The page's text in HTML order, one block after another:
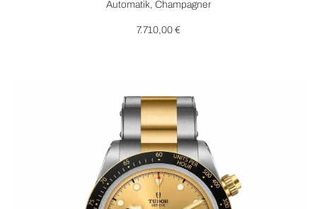
Automatik, Champagner
7.710,00 €